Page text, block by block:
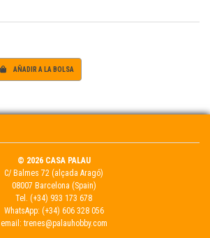
AÑADIR A LA BOLSA
© 2026 CASA PALAU
C/ Balmes 72 (alçada Aragó)
08007 Barcelona (Spain)
Tel. (+34) 933 173 678
WhatsApp: (+34) 606 328 056
email: trenes@palauhobby.com